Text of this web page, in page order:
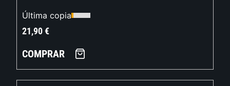
Última copia
21,90€
COMPRAR